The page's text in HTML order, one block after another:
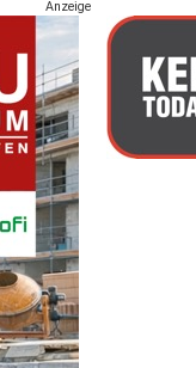
Anzeige